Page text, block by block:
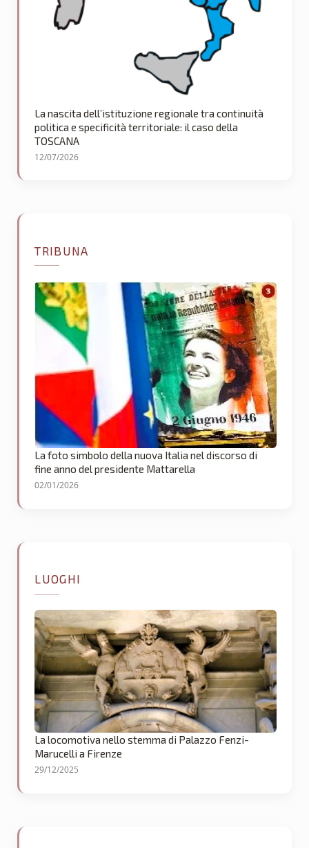
La nascita dell’istituzione regionale tra continuità
politica e specificità territoriale: il caso della
TOSCANA
12/07/2026
TRIBUNA
La foto simbolo della nuova Italia nel discorso di
fine anno del presidente Mattarella
02/01/2026
LUOGHI
La locomotiva nello stemma di Palazzo Fenzi-
Marucelli a Firenze
29/12/2025